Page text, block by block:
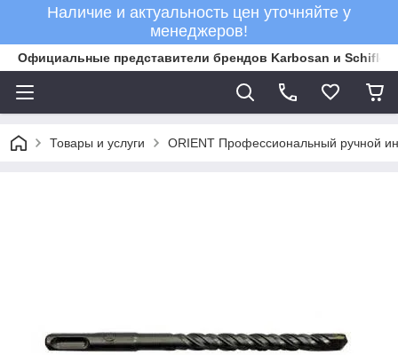
Наличие и актуальность цен уточняйте у
менеджеров!
Официальные представители брендов Karbosan и Schifler
Товары и услуги ORIENT Профессиональный ручной